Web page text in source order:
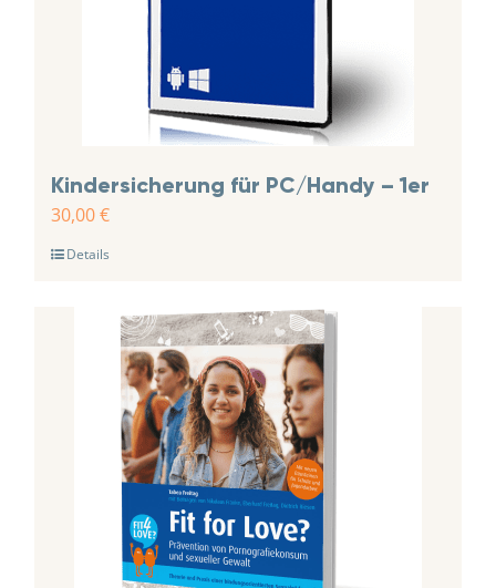
Kindersicherung für PC/Handy – 1er
30,00€
Details